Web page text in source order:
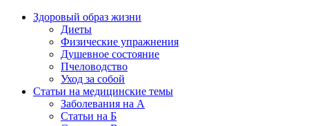
Здоровый образ жизни
Диеты
Физические упражнения
Душевное состояние
Пчеловодство
Уход за собой
Статьи на медицинские темы
Заболевания на А
Статьи на Б